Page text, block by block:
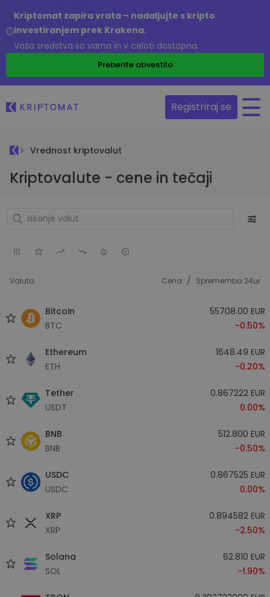
Kriptomat zapira vrata – nadaljujte s kripto
investiranjem prek Krakena.
Vaša sredstva so varna in v celoti dostopna.
Preberite obvestilo
Registriraj se
Vrednost kriptovalut
Kriptovalute - cene in tečaji
Valuta Cena / Sprememba 24ur
Bitcoin
BTC
55708.00 EUR
-0.50%
Ethereum
ETH
1648.49 EUR
-0.20%
Tether
USDT
0.867222 EUR
0.00%
BNB
BNB
512.800 EUR
-0.50%
USDC
USDC
0.867525 EUR
0.00%
XRP
XRP
0.894582 EUR
-2.50%
Solana
SOL
62.810 EUR
-1.90%